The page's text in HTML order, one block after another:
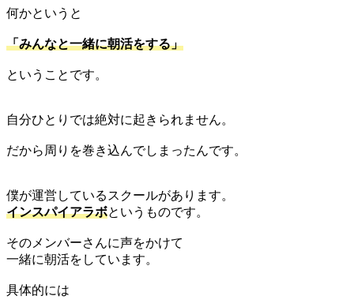
何かというと
「みんなと一緒に朝活をする」
ということです。
自分ひとりでは絶対に起きられません。
だから周りを巻き込んでしまったんです。
僕が運営しているスクールがあります。
インスパイアラボというものです。
そのメンバーさんに声をかけて
一緒に朝活をしています。
具体的には